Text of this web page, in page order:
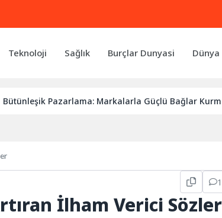
Teknoloji Sağlık Burçlar Dunyasi
Pazarlama: Markalarla Güçlü Bağlar Kurmanın
İlham Verici Sözler